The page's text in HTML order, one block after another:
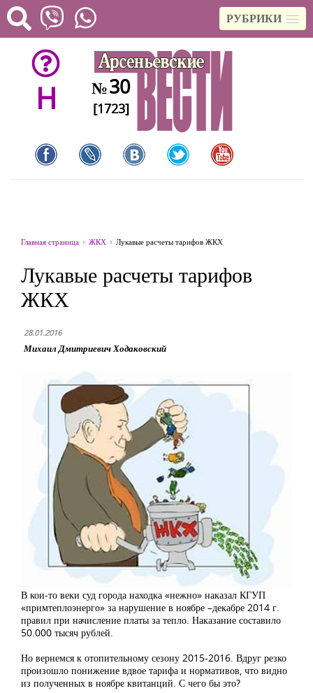
РУБРИКИ
H №30
[1723]
Главная страница ЖКХ Лукавые расчеты тарифов ЖКХ
Лукавые расчеты тарифов
ЖКХ
28.01.2016
Михаил Дмитриевич Ходаковский
В кои-то веки суд города находка «нежно» наказал КГУП
«примтеплоэнерго» за нарушение в ноябре –декабре 2014 г.
правил при начисление платы за тепло. Наказание составило
50.000 тысяч рублей.
Но вернемся к отопительному сезону 2015-2016. Вдруг резко
произошло понижение вдвое тарифа и нормативов, что видно
из полученных в ноябре квитанций. С чего бы это?